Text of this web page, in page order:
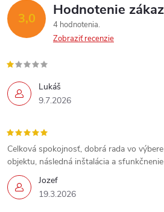
3,0 Hodnotenie
4 hodnotenia
Zobraziť recenzie
Lukáš
9.7.2026
Jozef
19.3.2026
Celková spokojnosť, dobrá rada vo
objektu, následná inštalácia a